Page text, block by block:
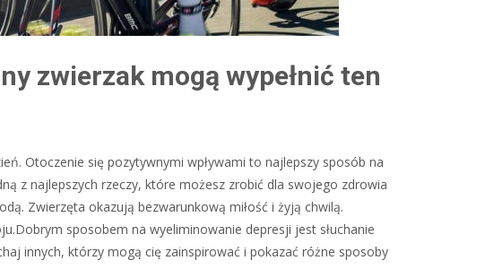
zwierzak mogą wypełnić ten
Otoczenie się pozytywnymi wpływami to najlepszy sposób na
z najlepszych rzeczy, które możesz zrobić dla swojego zdrowia
Zwierzęta okazują bezwarunkową miłość i żyją chwilą.
sposobem na wyeliminowanie depresji jest słuchanie
innych, którzy mogą cię zainspirować i pokazać różne sposoby